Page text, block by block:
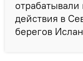
действия в
берегов